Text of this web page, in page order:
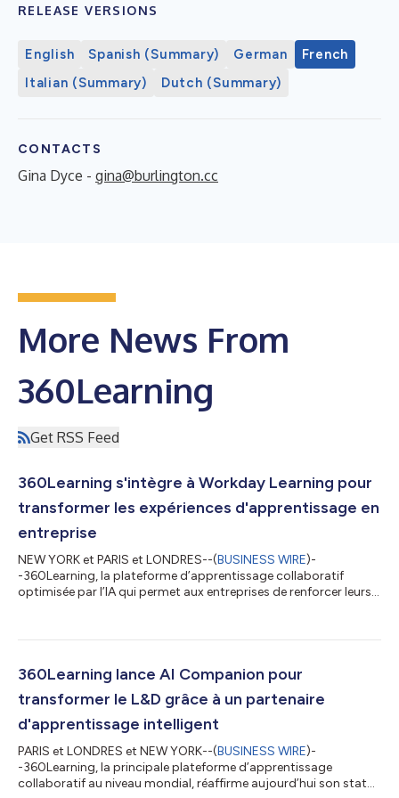
RELEASE VERSIONS
English Spanish (Summary) German
French
Italian (Summary)
Dutch (Summary)
CONTACTS
Gina Dyce - gina@burlington.cc
More News From
360Learning
Get RSS Feed
360Learning s'intègre à Workday Learning pour
transformer les expériences d'apprentissage en
entreprise
NEW YORK et PARIS et LONDRES--(BUSINESS WIRE)-
-360Learning, la plateforme d’apprentissage collaboratif
optimisée par l’IA qui permet aux entreprises de renforcer leurs
plateforme Learning de Workday. Grâce à cette intégration,
académies d'apprentissage collaboratif alimentées par l'IA et
d'aider à fournir un perfectionnement profession...
360Learning lance AI Companion pour
transformer le L&D grâce à un partenaire
d'apprentissage intelligent
PARIS et LONDRES et NEW YORK--(BUSINESS WIRE)-
-360Learning, la principale plateforme d’apprentissage
collaboratif au niveau mondial, réaffirme aujourd’hui son statut